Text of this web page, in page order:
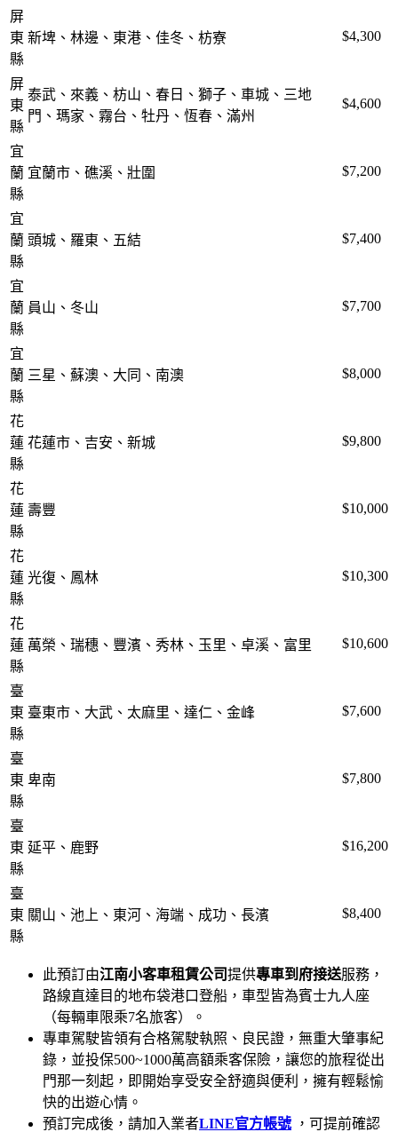
屏
東
縣
新埤、林邊、東港、佳冬、枋寮 $4,300
屏
東
縣
泰武、來義、枋山、春日、獅子、車城、三地
門、瑪家、霧台、牡丹、恆春、滿州
$4,600
宜
蘭
縣
宜蘭市、礁溪、壯圍 $7,200
宜
蘭
縣
頭城、羅東、五結 $7,400
宜
蘭
縣
員山、冬山 $7,700
宜
蘭
縣
三星、蘇澳、大同、南澳 $8,000
花
蓮
縣
花蓮市、吉安、新城 $9,800
花
蓮
縣
壽豐 $10,000
花
蓮
縣
光復、鳳林 $10,300
花
蓮
縣
萬榮、瑞穗、豐濱、秀林、玉里、卓溪、富里 $10,600
臺
東
縣
臺東市、大武、太麻里、達仁、金峰 $7,600
臺
東
縣
卑南 $7,800
臺
東
縣
延平、鹿野 $16,200
臺
東
縣
關山、池上、東河、海端、成功、長濱 $8,400
此預訂由江南小客車租賃公司提供專車到府接送服務，
路線直達目的地布袋港口登船，車型皆為賓士九人座
（每輛車限乘7名旅客）。
專車駕駛皆領有合格駕駛執照、良民證，無重大肇事紀
錄，並投保500~1000萬高額乘客保險，讓您的旅程從出
門那一刻起，即開始享受安全舒適與便利，擁有輕鬆愉
快的出遊心情。
預訂完成後，請加入業者LINE官方帳號，可提前確認